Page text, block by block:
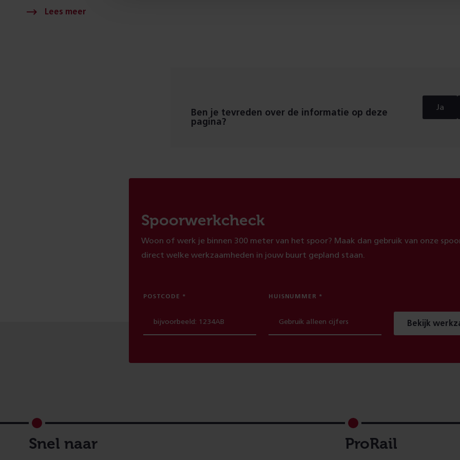
Ben je tevreden over de informatie op deze
pagina?
Ja
Spoorwerkcheck
Woon of werk je binnen 300 meter van het spoor? Maak dan gebruik van onze
direct welke werkzaamheden in jouw buurt gepland staan.
POSTCODE HUISNUMMER
Bekijk
Footer
Snel naar ProRail